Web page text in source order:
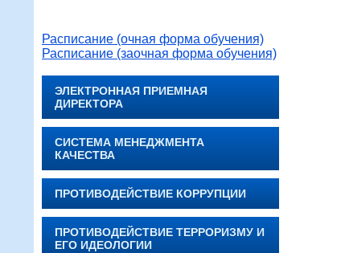
Расписание (очная форма обучения)
Расписание (заочная форма обучения)
ЭЛЕКТРОННАЯ ПРИЕМНАЯ
ДИРЕКТОРА
СИСТЕМА МЕНЕДЖМЕНТА
КАЧЕСТВА
ПРОТИВОДЕЙСТВИЕ КОРРУПЦИИ
ПРОТИВОДЕЙСТВИЕ ТЕРРОРИЗМУ И
ЕГО ИДЕОЛОГИИ